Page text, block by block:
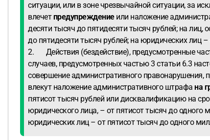
ситуации, или в зоне чрезвычайной ситуации, за
влечетпредупреждение или наложение
десяти тысяч до пятидесяти тысяч рублей; на
до пятидесяти тысяч рублей; на юридических лиц
2. Действия (бездействие), предусмотренные
случаев, предусмотренных частью 3 статьи 6.3
совершение административного правонарушения,
влекут наложение административного штрафа на
пятисот тысяч рублей или дисквалификацию на
юридического лица, – от пятисот тысяч до одного
юридических лиц – от пятисот тысяч до одного